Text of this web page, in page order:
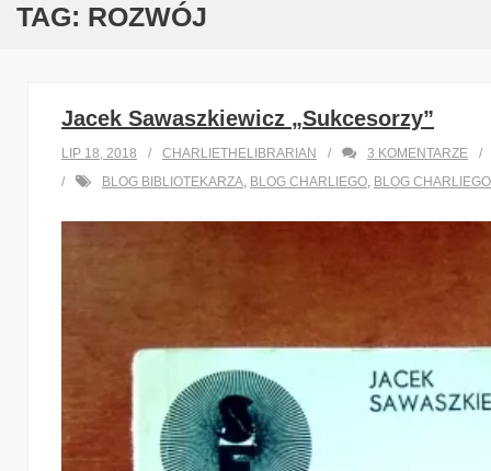
TAG: ROZWÓJ
Jacek Sawaszkiewicz „Sukcesorzy”
LIP 18, 2018 CHARLIETHELIBRARIAN 3 KOMENTARZE
BLOG BIBLIOTEKARZA, BLOG CHARLIEGO, BLOG